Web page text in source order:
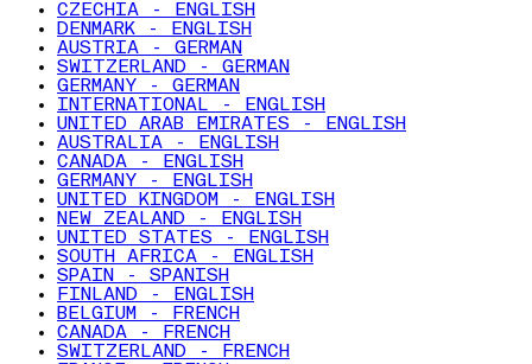
CZECHIA - ENGLISH
DENMARK - ENGLISH
AUSTRIA - GERMAN
SWITZERLAND - GERMAN
GERMANY - GERMAN
INTERNATIONAL - ENGLISH
UNITED ARAB EMIRATES - ENGLISH
AUSTRALIA - ENGLISH
CANADA - ENGLISH
GERMANY - ENGLISH
UNITED KINGDOM - ENGLISH
NEW ZEALAND - ENGLISH
UNITED STATES - ENGLISH
SOUTH AFRICA - ENGLISH
SPAIN - SPANISH
FINLAND - ENGLISH
BELGIUM - FRENCH
CANADA - FRENCH
SWITZERLAND - FRENCH